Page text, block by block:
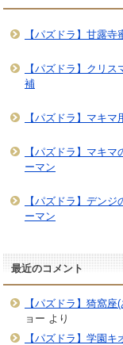
【パズドラ】甘露
【パズドラ】クリ
補
【パズドラ】マキ
【パズドラ】マキ
ーマン
【パズドラ】デン
ーマン
最近のコメント
【パズドラ】猗窩
ョー より
【パズドラ】学園